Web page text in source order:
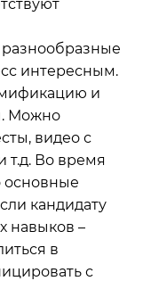
интересным.
и
Можно
видео с
т.д. Во время
основные
кандидату
навыков –
в
с